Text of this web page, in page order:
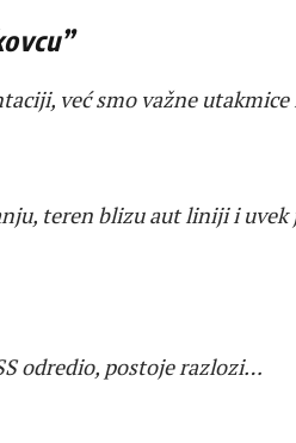
već smo važne
teren blizu aut liniji i uvek
odredio, postoje razlozi…